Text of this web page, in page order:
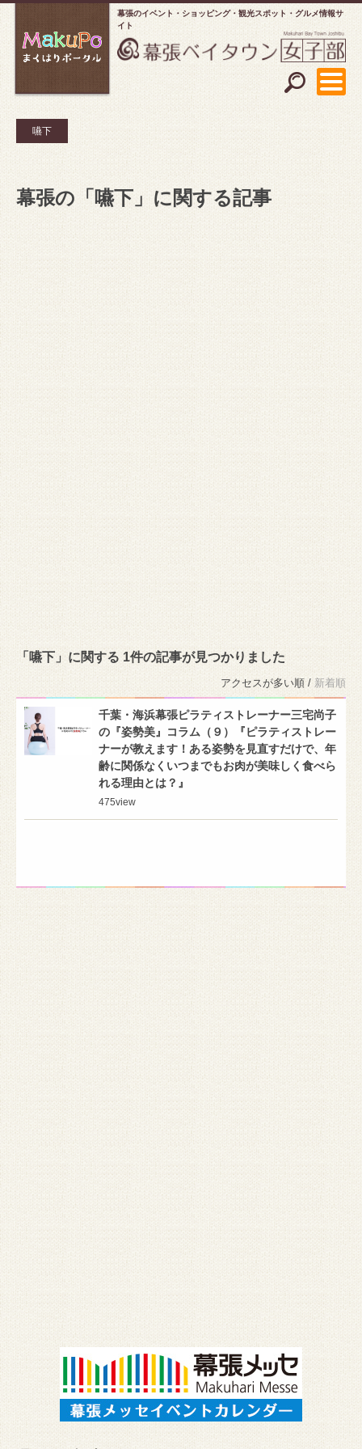
幕張のイベント・ショッピング
観光スポット・グルメ情報サ
イト
嚥下
幕張の「嚥下」に関する記事
「嚥下」に関する 1件の記事が見つかりました
アクセスが多い順 / 新着順
千葉・海浜幕張ピラティストレーナー三宅尚子
の『姿勢美』コラム（９）『ピラティストレー
ナーが教えます！ある姿勢を見直すだけで、年
齢に関係なくいつまでもお肉が美味しく食べら
れる理由とは？』
475view